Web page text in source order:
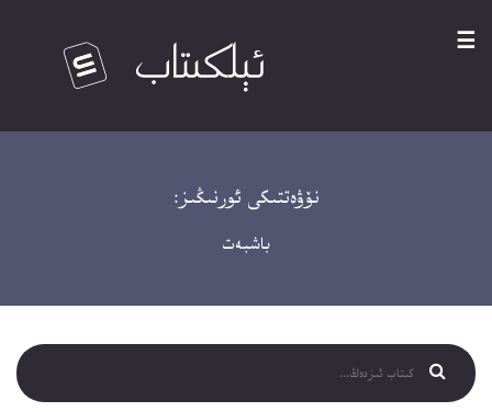
☰
نۆۋەتتىكى ئورنىڭىز:
باشبەت